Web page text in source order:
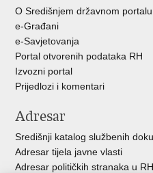
O Središnjem državnom portalu
e-Građani
e-Savjetovanja
Portal otvorenih podataka RH
Izvozni portal
Prijedlozi i komentari
Adresar
Središnji katalog službenih
Adresar tijela javne vlasti
Adresar političkih stranaka u RH